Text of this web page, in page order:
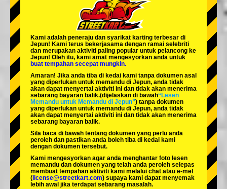
Tokyo Shinagawa Tokyo Akihabara#1
Tokyo Akihabara#2
Tokyo Shibuya Annex Tokyo Bay
Tokyo Asakusa Osaka
Okinawa
Kami adalah peneraju dan syarikat karting terbesar di
Jepun! Kami terus bekerjasama dengan ramai selebriti
dan merupakan aktiviti paling popular untuk pelancong ke
Jepun! Oleh itu, kami amat mengesyorkan anda untuk
buat tempahan secepat mungkin.
Amaran! Jika anda tiba di kedai kami tanpa dokumen asal
yang diperlukan untuk memandu di Jepun, anda tidak
akan dapat menyertai aktiviti ini dan tidak akan menerima
sebarang bayaran balik.(dijelaskan di bawah“Lesen
Memandu untuk Memandu di Jepun”) tanpa dokumen
yang diperlukan untuk memandu di Jepun, anda tidak
akan dapat menyertai aktiviti ini dan tidak akan menerima
sebarang bayaran balik.
Sila baca di bawah tentang dokumen yang perlu anda
peroleh dan pastikan anda boleh tiba di kedai kami
dengan dokumen tersebut.
Kami mengesyorkan agar anda menghantar foto lesen
memandu dan dokumen yang telah anda peroleh selepas
membuat tempahan aktiviti kami melalui chat atau e-mel
( license@streetkart.com) supaya kami dapat menyemak
lebih awal jika terdapat sebarang masalah.